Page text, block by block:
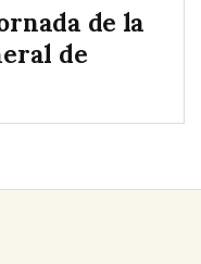
de la
de